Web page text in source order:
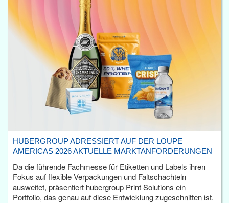
HUBERGROUP ADRESSIERT AUF DER LOUPE
AMERICAS 2026 AKTUELLE MARKTANFORDERUNGEN
Da die führende Fachmesse für Etiketten und Labels ihren
Fokus auf flexible Verpackungen und Faltschachteln
ausweitet, präsentiert hubergroup Print Solutions ein
Portfolio, das genau auf diese Entwicklung zugeschnitten ist.